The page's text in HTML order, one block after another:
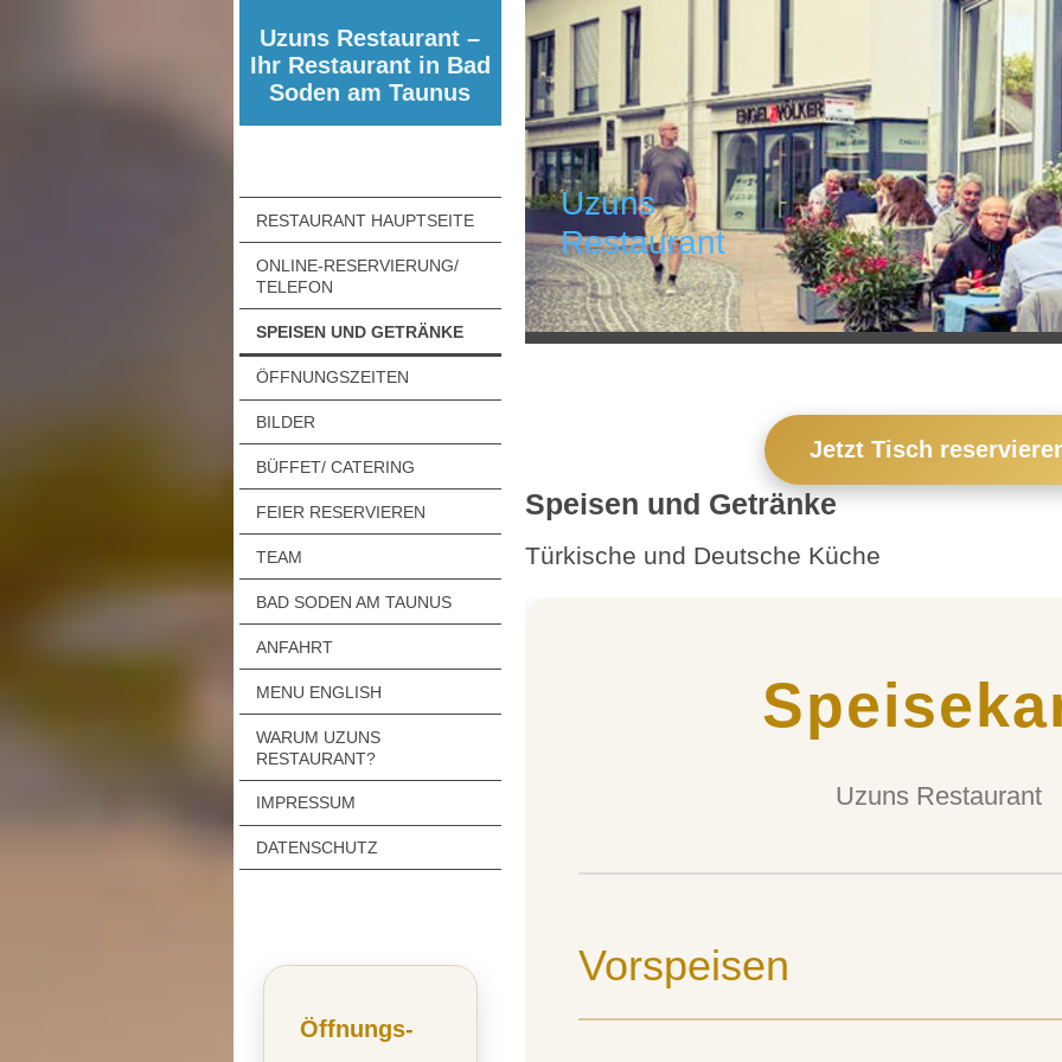
Uzuns Restaurant –
Ihr Restaurant in Bad
Soden am Taunus
RESTAURANT HAUPTSEITE
ONLINE-RESERVIERUNG/
TELEFON
SPEISEN UND GETRÄNKE
ÖFFNUNGSZEITEN
BILDER
BÜFFET/ CATERING
FEIER RESERVIEREN
TEAM
BAD SODEN AM TAUNUS
ANFAHRT
MENU ENGLISH
WARUM UZUNS
RESTAURANT?
IMPRESSUM
DATENSCHUTZ
Öffnungs-
Uzuns
Restaurant
Jetzt Tisch
Speisen und Getränke
Türkische und Deutsche Küche
Uzuns Restaurant
Vorspeisen